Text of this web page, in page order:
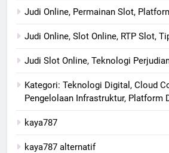
Judi Online, Permainan Slot,
Judi Online, Slot Online, RTP Slot,
Judi Slot Online, Teknologi
Kategori: Teknologi Digital, Cloud
Pengelolaan Infrastruktur, Platform
kaya787
kaya787 alternatif